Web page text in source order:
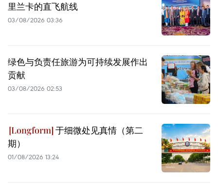
里兰卡的直飞航线
03/08/2026 03:36
绿色与负责任旅游为可持续发展作出
贡献
03/08/2026 02:53
于细微处见真情（第二
期）
01/08/2026 13:24